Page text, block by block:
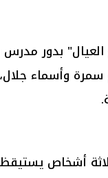
بدور
وأسماء
أشخاص